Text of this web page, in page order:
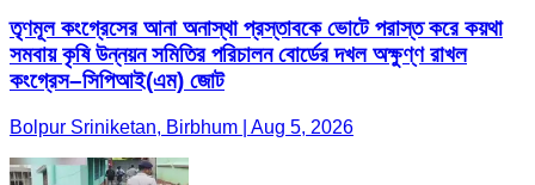
তৃণমূল কংগ্রেসের আনা অনাস্থা প্রস্তাবকে ভোটে পরাস্ত করে কয়থা
সমবায় কৃষি উন্নয়ন সমিতির পরিচালন বোর্ডের দখল অক্ষুণ্ণ রাখল
কংগ্রেস–সিপিআই(এম) জোট
Bolpur Sriniketan, Birbhum | Aug 5, 2026